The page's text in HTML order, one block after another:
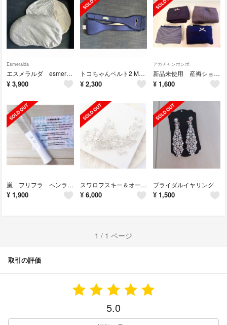
Esmeralda
エスメラルダ esmeralda ベビー用ドーナツ枕
¥ 3,900
トコちゃんベルト2 Mサイズ
¥ 2,300
アカチャンホンポ
新品未使用 産褥ショーツ 4点セット
¥ 1,600
嵐 フリフラ ペンライト
¥ 1,900
スワロフスキー＆オーストリアンクリスタルの小枝ヘッドピース
¥ 6,000
ブライダルイヤリング
¥ 1,500
1 / 1 ページ
取引の評価
5.0